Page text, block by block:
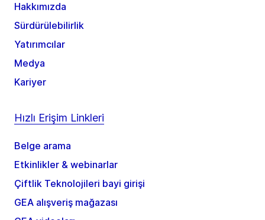
Hakkımızda
Sürdürülebilirlik
Yatırımcılar
Medya
Kariyer
Hızlı Erişim Linkleri
Belge arama
Etkinlikler & webinarlar
Çiftlik Teknolojileri bayi girişi
GEA alışveriş mağazası